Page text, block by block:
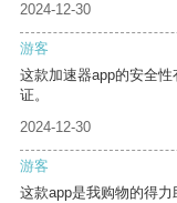
2024-12-30
游客
这款加速器app的安全
证。
2024-12-30
游客
这款app是我购物的得